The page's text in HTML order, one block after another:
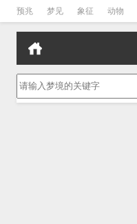
预兆 梦见 象征 动物
孕妇 孩子 吵架 房子